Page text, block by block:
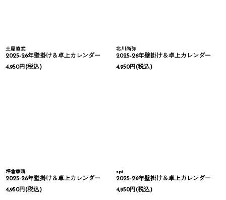
土屋直武
2025-26年壁掛け＆卓上カレンダー
4,950円(税込)
北川尚弥
2025-26年壁掛け＆卓上カレンダー
4,950円(税込)
坪倉康晴
2025-26年壁掛け＆卓上カレンダー
4,950円(税込)
spi
2025-26年壁掛け＆卓上カレンダー
4,950円(税込)